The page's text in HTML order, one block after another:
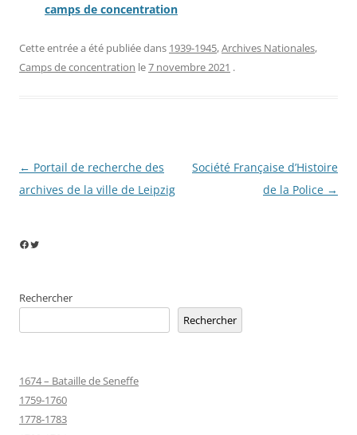
camps de concentration
Cette entrée a été publiée dans 1939-1945,Archives Nationales,
Camps de concentration le7 novembre 2021 .
Navigation
des
← Portail de recherche des
archives de la ville de Leipzig
Société Française d’Histoire
de la Police →
Facebook
Twitter
Rechercher
Rechercher
1674 – Bataille de Seneffe
1759-1760
1778-1783